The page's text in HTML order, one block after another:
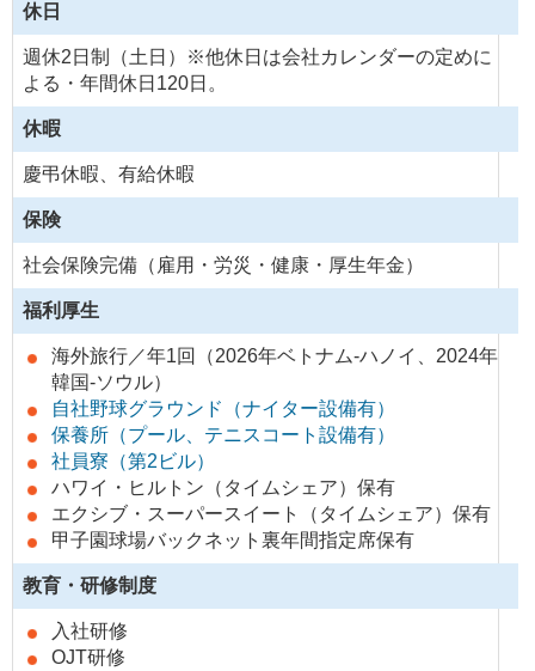
休日
週休2日制（土日）※他休日は会社カレンダーの定めに
よる・年間休日120日。
休暇
慶弔休暇、有給休暇
保険
社会保険完備（雇用・労災・健康・厚生年金）
福利厚生
海外旅行／年1回
（2026年ベトナム-ハノイ、2024年
韓国-ソウル）
自社野球グラウンド（ナイター設備有）
保養所（プール、テニスコート設備有）
社員寮（第2ビル）
ハワイ・ヒルトン（タイムシェア）保有
エクシブ・スーパースイート（タイムシェア）保有
甲子園球場バックネット裏年間指定席保有
教育・研修制度
入社研修
OJT研修